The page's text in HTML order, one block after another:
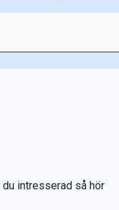
intresserad så hör